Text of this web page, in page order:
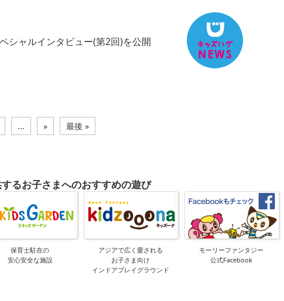
シャルインタビュー(第2回)を公開
... » 最後 »
るお子さまへのおすすめの遊び
保育士駐在の
安心安全な施設
アジアで広く愛される
お子さま向け
インドアプレイグラウンド
モーリーファンタジー
公式Facebook